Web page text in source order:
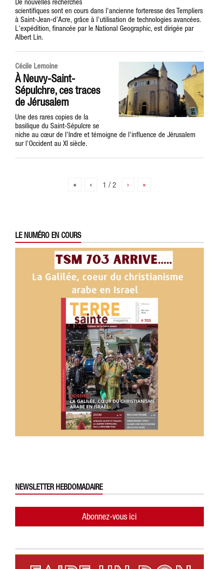
scientifiques sont en cours dans l'ancienne forteresse des Templiers
à Saint-Jean-d’Acre, grâce à l’utilisation de technologies avancées.
L'expédition, financée par le National Geographic, est dirigée par
Albert Lin.
Cécile Lemoine
À Neuvy-Saint-
Sépulchre, ces traces
de Jérusalem
Une des rares copies de la
basilique du Saint-Sépulcre se
niche au cœur de l'Indre et témoigne de l'influence de Jérusalem
sur l'Occident au XI siècle.
« ‹ 1 / 2 › »
LE NUMÉRO EN COURS
NEWSLETTER HEBDOMADAIRE
Abonnez-vous ici